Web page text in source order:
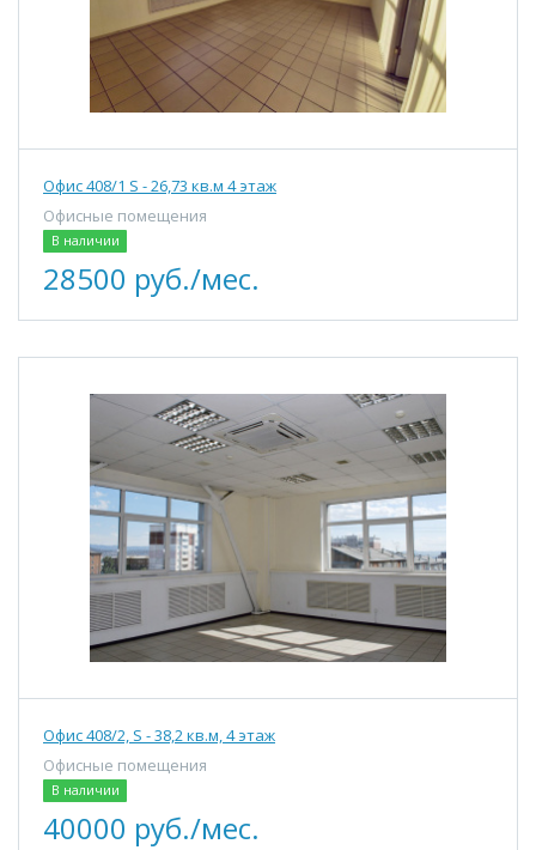
Офис 408/1 S - 26,73 кв.м 4 этаж
Офисные помещения
В наличии
28500 руб./мес.
Офис 408/2, S - 38,2 кв.м, 4 этаж
Офисные помещения
В наличии
40000 руб./мес.